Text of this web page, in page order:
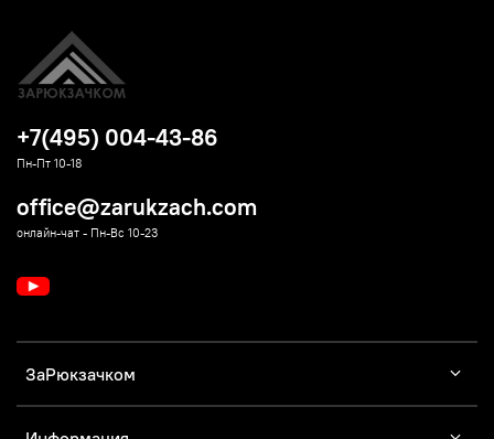
ЗаРюкзачком
+7(495) 004-43-86
Пн-Пт 10-18
office@zarukzach.com
онлайн-чат - Пн-Вс 10-23